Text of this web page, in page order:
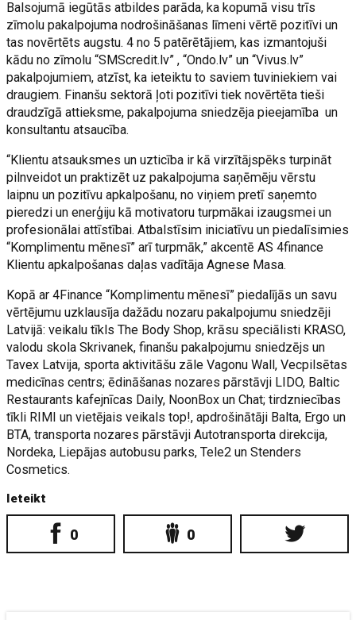
Balsojumā iegūtās atbildes parāda, ka kopumā visu trīs
zīmolu pakalpojuma nodrošināšanas līmeni vērtē pozitīvi un
tas novērtēts augstu. 4 no 5 patērētājiem, kas izmantojuši
kādu no zīmolu “SMScredit.lv” , “Ondo.lv” un “Vivus.lv”
pakalpojumiem, atzīst, ka ieteiktu to saviem tuviniekiem vai
draugiem. Finanšu sektorā ļoti pozitīvi tiek novērtēta tieši
draudzīgā attieksme, pakalpojuma sniedzēja pieejamība un
konsultantu atsaucība.
“Klientu atsauksmes un uzticība ir kā virzītājspēks turpināt
pilnveidot un praktizēt uz pakalpojuma saņēmēju vērstu
laipnu un pozitīvu apkalpošanu, no viņiem pretī saņemto
pieredzi un enerģiju kā motivatoru turpmākai izaugsmei un
profesionālai attīstībai. Atbalstīsim iniciatīvu un piedalīsimies
“Komplimentu mēnesī” arī turpmāk,” akcentē AS 4finance
Klientu apkalpošanas daļas vadītāja Agnese Masa.
Kopā ar 4Finance “Komplimentu mēnesī” piedalījās un savu
vērtējumu uzklausīja dažādu nozaru pakalpojumu sniedzēji
Latvijā: veikalu tīkls The Body Shop, krāsu speciālisti KRASO,
valodu skola Skrivanek, finanšu pakalpojumu sniedzējs un
Tavex Latvija, sporta aktivitāšu zāle Vagonu Wall, Vecpilsētas
medicīnas centrs; ēdināšanas nozares pārstāvji LIDO, Baltic
Restaurants kafejnīcas Daily, NoonBox un Chat; tirdzniecības
tīkli RIMI un vietējais veikals top!, apdrošinātāji Balta, Ergo un
BTA, transporta nozares pārstāvji Autotransporta direkcija,
Nordeka, Liepājas autobusu parks, Tele2 un Stenders
Cosmetics.
Ieteikt
0 0